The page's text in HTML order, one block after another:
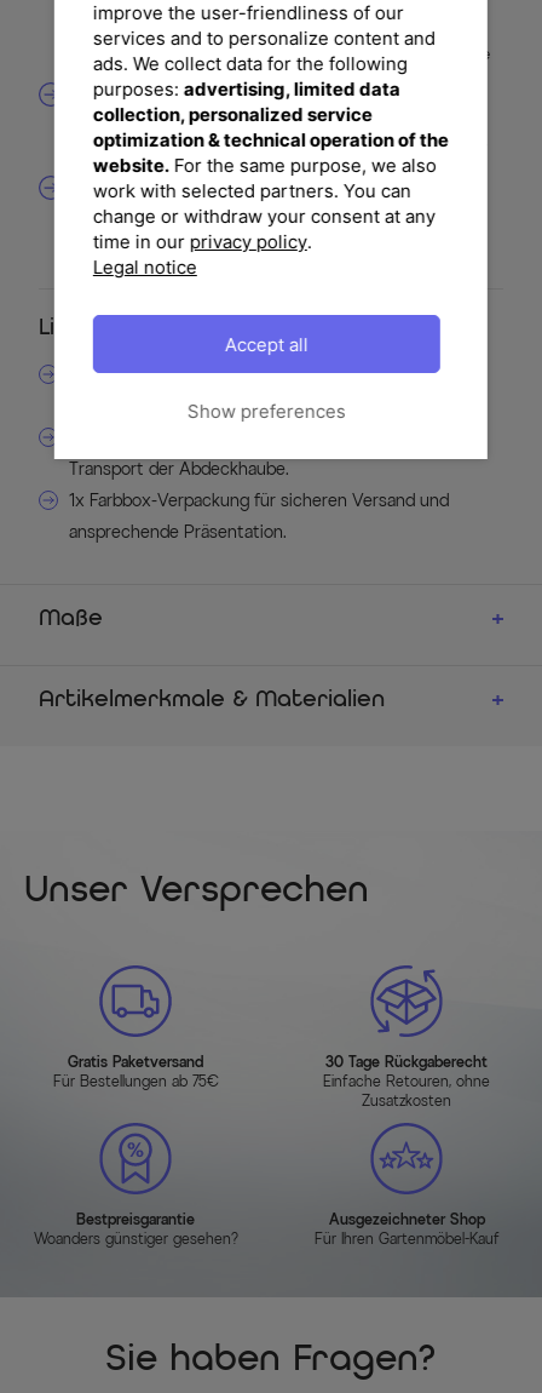
Feuchtigkeitsbildung und Schimmelbildung. Zusätzlich
schützt die UV-beständige Oberfläche Ihre Möbel vor
dem Verblassen und sorgt für eine langanhaltend schöne
Optik.
Perfekte Passform
Mit Maßen von ca. 212 x 87 cm passt die Abdeckhaube
ideal auf gängige Gartenlounges. Dank der Gurte und
Knebelverschlüsse bleibt die Haube auch bei Wind sicher
an Ort und Stelle.
Pflegeleicht und leicht zu verstauen
Die Haube lässt sich einfach mit einem feuchten Tuch
reinigen und in der mitgelieferten Tragetasche
platzsparend verstauen. So bleibt Ihr Garten immer
ordentlich und gepflegt.
Lieferumfang
1x OUTFLEXX Abdeckhaube für Gartenlounges,
schwarz, ca. 212 x 87 cm, Ripstop-Gewebe/Polyester.
Transport der Abdeckhaube.
1x Farbbox-Verpackung für sicheren Versand und
ansprechende Präsentation.
Maße
Artikelmerkmale & Materialien
Unser Versprechen
Gratis Paketversand
Für Bestellungen ab 75€
30 Tage Rückgaberecht
Einfache Retouren, ohne
Zusatzkosten
Bestpreisgarantie
Woanders günstiger gesehen?
Ausgezeichneter Shop
Für Ihren Gartenmöbel-Kauf
Sie haben Fragen?
improve the user-friendliness of our
services and to personalize content and
ads. We collect data for the following
purposes: advertising, limited data
collection, personalized service
optimization & technical operation of the
website.For the same purpose, we also
work with selected partners. You can
change or withdraw your consent at any
time in our privacy policy.
Legal notice
Show preferences
Accept all